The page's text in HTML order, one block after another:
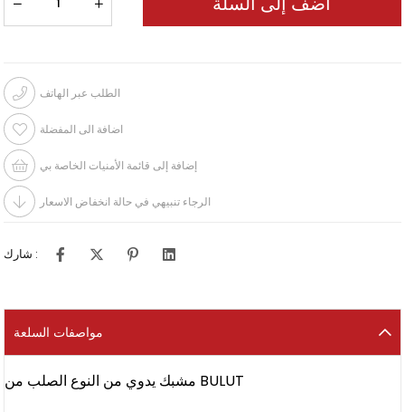
الطلب عبر الهاتف
اضافة الى المفضلة
إضافة إلى قائمة الأمنيات الخاصة بي
الرجاء تنبيهي في حالة انخفاض الاسعار
شارك :
مواصفات السلعة
مشبك يدوي من النوع الصلب من BULUT